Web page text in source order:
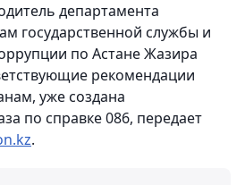
департамента
государственной службы и
по Астане Жазира
рекомендации
уже создана
по справке 086, передает
.